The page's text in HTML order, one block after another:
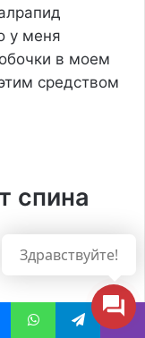
у меня
в моем
средством
спина
мне
Здравствуйте!